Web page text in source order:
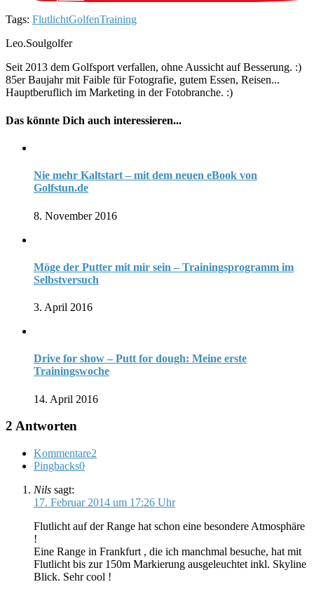
Tags: FlutlichtGolfenTraining
Leo.Soulgolfer
Seit 2013 dem Golfsport verfallen, ohne Aussicht auf Besserung. :)
85er Baujahr mit Faible für Fotografie, gutem Essen, Reisen...
Hauptberuflich im Marketing in der Fotobranche. :)
Das könnte Dich auch interessieren...
Nie mehr Kaltstart – mit dem neuen eBook von
Golfstun.de
8. November 2016
Möge der Putter mit mir sein – Trainingsprogramm im
Selbstversuch
3. April 2016
Drive for show – Putt for dough: Meine erste
Trainingswoche
14. April 2016
2 Antworten
Kommentare2
Pingbacks0
Nils sagt:
17. Februar 2014 um 17:26 Uhr
Flutlicht auf der Range hat schon eine besondere Atmosphäre
!
Eine Range in Frankfurt , die ich manchmal besuche, hat mit
Flutlicht bis zur 150m Markierung ausgeleuchtet inkl. Skyline
Blick. Sehr cool !